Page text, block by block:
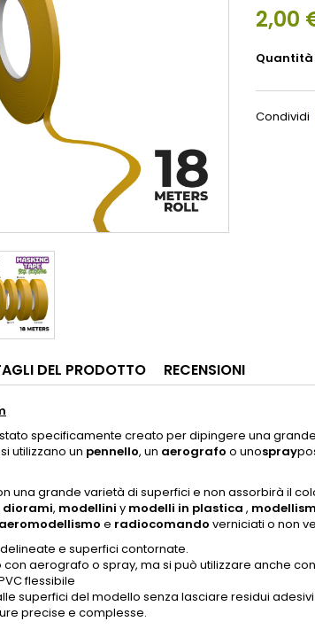
2,00
Quantità
Condividi
DEL PRODOTTO RECENSIONI
stato specificamente creato per dipingere una
utilizzano un pennello, un aerografo o unospray
una grande varietà di superfici e non assorbirà il
diorami, modellini y modelli in plastica ,
aeromodellismo e radiocomando verniciati o non
e superfici contornate.
con aerografo o spray, ma si può utilizzare anche
flessibile
superfici del modello senza lasciare residui adesivi.
precise e complesse.